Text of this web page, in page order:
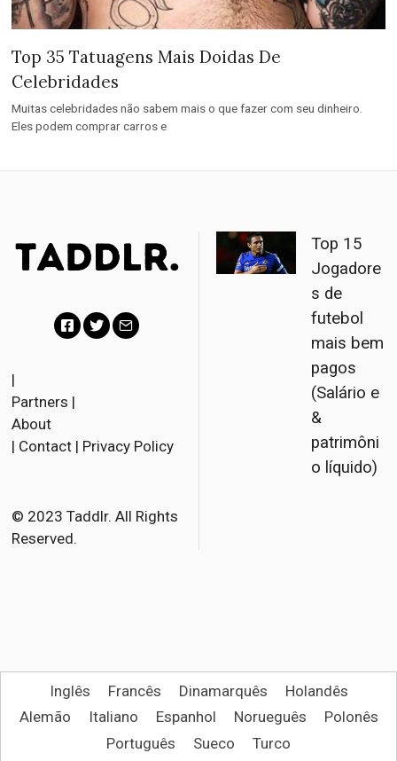
Top 35 Tatuagens Mais Doidas De
Celebridades
Muitas celebridades não sabem mais o que fazer com seu dinheiro.
Eles podem comprar carros e
|
Partners |
About
| Contact | Privacy Policy
© 2023 Taddlr. All Rights
Reserved.
Top 15
Jogadore
s de
futebol
mais bem
pagos
(Salário e
&
patrimôni
o líquido)
Inglês Francês Dinamarquês
Holandês
Alemão
Italiano Espanhol Norueguês
Polonês
Português
Sueco Turco